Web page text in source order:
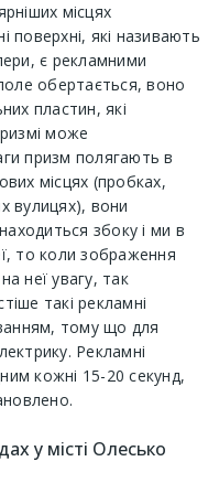
місцях
поверхні, які називають
є рекламними
обертається, воно
пластин, які
може
призм полягають в
місцях (пробках,
вулицях), вони
збоку і ми в
то коли зображення
неї увагу, так
такі рекламні
тому що для
Рекламні
кожні 15-20 секунд,
у місті Олесько